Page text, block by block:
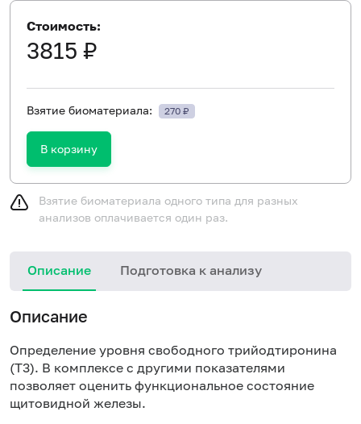
Стоимость:
3815 ₽
Взятие биоматериала: 270 ₽
В корзину
Взятие биоматериала одного типа для разных
анализов оплачивается один раз.
Описание Подготовка к анализу
Описание
Определение уровня свободного трийодтиронина
(Т3). В комплексе с другими показателями
позволяет оценить функциональное состояние
щитовидной железы.